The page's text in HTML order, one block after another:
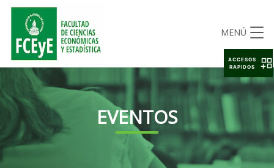
MENÚ
EVENTOS
ACCESOS
RAPIDOS